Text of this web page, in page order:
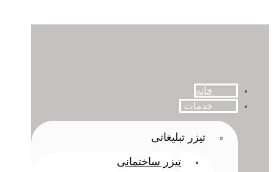
خانه
خدمات
تیزر تبلیغاتی
تیزر ساختمانی